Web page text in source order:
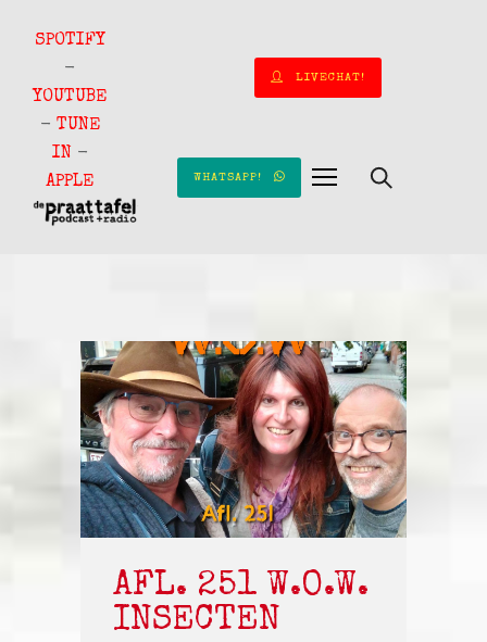
SPOTIFY
-
YOUTUBE
- TUNE
IN -
APPLE
LIVECHAT!
WHATSAPP!
AFL. 251 W.O.W.
INSECTEN